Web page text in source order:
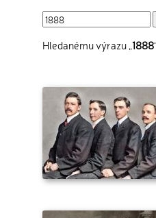
Hledanému výrazu „1888